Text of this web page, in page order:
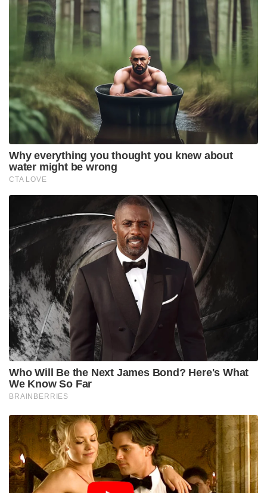
Why everything you thought you knew about
water might be wrong
CTA LOVE
Who Will Be the Next James Bond? Here's What
We Know So Far
BRAINBERRIES